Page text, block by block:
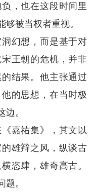
，也在这段时间里
被当权者重视。
幻想，而是基于对
王朝的危机，并非
结果。他主张通过
的思想，在当时极
。
嘉祐集》，其文以
雄辩之风，纵谈古
恣肆，雄奇高古。
。